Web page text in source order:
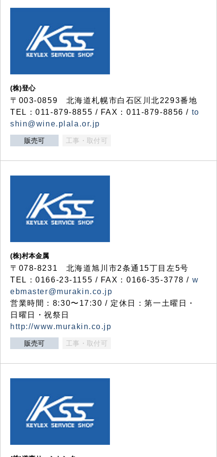
(株)登心
〒003-0859 北海道札幌市白石区川北2293番地
TEL：011-879-8855 / FAX：011-879-8856 / to
shin@wine.plala.or.jp
販売可 工事・取付可
(株)村本金属
〒078-8231 北海道旭川市2条通15丁目左5号
TEL：0166-23-1155 / FAX：0166-35-3778 / w
ebmaster@murakin.co.jp
営業時間：8:30〜17:30 / 定休日：第一土曜日・
日曜日・祝祭日
http://www.murakin.co.jp
販売可 工事・取付可